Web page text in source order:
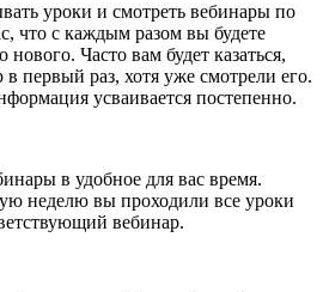
уроки и смотреть вебинары по
что с каждым разом вы будете
нового. Часто вам будет казаться,
первый раз, хотя уже смотрели его.
усваивается постепенно.
в удобное для вас время.
неделю вы проходили все уроки
вебинар.